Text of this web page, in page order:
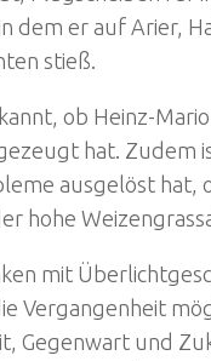
dem er auf Arier,
stieß.
ob Heinz-
hat. Zudem
ausgelöst hat,
hohe
mit
Vergangenheit
Gegenwart und